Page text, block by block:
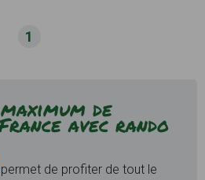
1
de
avec rando
permet de profiter de tout le